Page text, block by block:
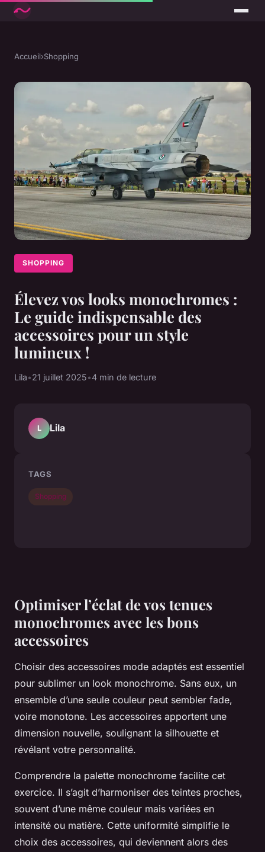
Accueil›Shopping
SHOPPING
Élevez vos looks monochromes :
Le guide indispensable des
accessoires pour un style
lumineux !
Lila•21 juillet 2025•4 min de lecture
Optimiser l’éclat de vos tenues
monochromes avec les bons
accessoires
Choisir des accessoires mode adaptés est essentiel
pour sublimer un look monochrome. Sans eux, un
ensemble d’une seule couleur peut sembler fade,
voire monotone. Les accessoires apportent une
dimension nouvelle, soulignant la silhouette et
révélant votre personnalité.
Comprendre la palette monochrome facilite cet
exercice. Il s’agit d’harmoniser des teintes proches,
souvent d’une même couleur mais variées en
intensité ou matière. Cette uniformité simplifie le
choix des accessoires, qui deviennent alors des
L Lila
TAGS
Shopping